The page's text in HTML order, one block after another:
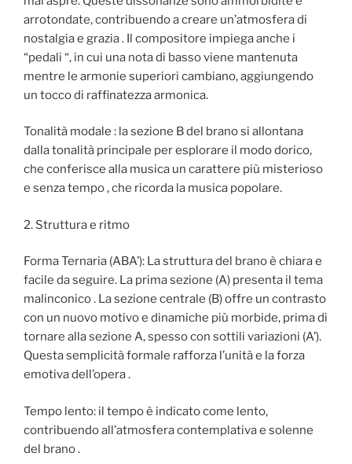
arrotondate, contribuendo a creare un’atmosfera di
nostalgia e grazia . Il compositore impiega anche i
“pedali “, in cui una nota di basso viene mantenuta
mentre le armonie superiori cambiano, aggiungendo
un tocco di raffinatezza armonica.
Tonalità modale : la sezione B del brano si allontana
dalla tonalità principale per esplorare il modo dorico,
che conferisce alla musica un carattere più misterioso
e senza tempo , che ricorda la musica popolare.
2. Struttura e ritmo
Forma Ternaria (ABA’): La struttura del brano è chiara e
facile da seguire. La prima sezione (A) presenta il tema
malinconico . La sezione centrale (B) offre un contrasto
con un nuovo motivo e dinamiche più morbide, prima di
tornare alla sezione A, spesso con sottili variazioni (A’).
Questa semplicità formale rafforza l’unità e la forza
emotiva dell’opera .
Tempo lento: il tempo è indicato come lento,
contribuendo all’atmosfera contemplativa e solenne
del brano .